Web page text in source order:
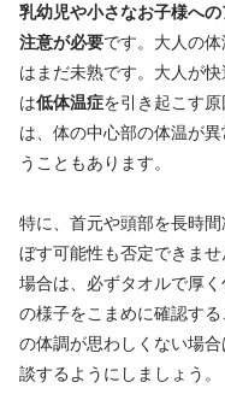
乳幼児や小さなお子様へ
注意が必要です。大人の
はまだ未熟です。大人が
は低体温症を引き起こす
は、体の中心部の体温が
うこともあります。
特に、 首元や頭部を長時間
ぼす可能性も否定できま
場合は、必ずタオルで厚
の様子をこまめに確認す
の体調が思わしくない場
談するようにしましょう。